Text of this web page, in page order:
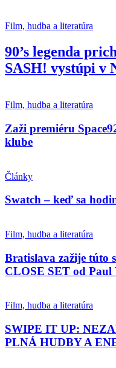
Film, hudba a literatúra
90’s legenda
SASH! vystúpi v
Film, hudba a literatúra
Zaži premiéru
klube
Články
Swatch – keď sa
Film, hudba a literatúra
Bratislava zažije túto
CLOSE SET od Paul
Film, hudba a literatúra
SWIPE IT UP:
PLNÁ HUDBY A